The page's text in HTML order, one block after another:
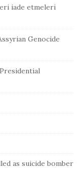
iade etmeleri
Genocide
as suicide bomber